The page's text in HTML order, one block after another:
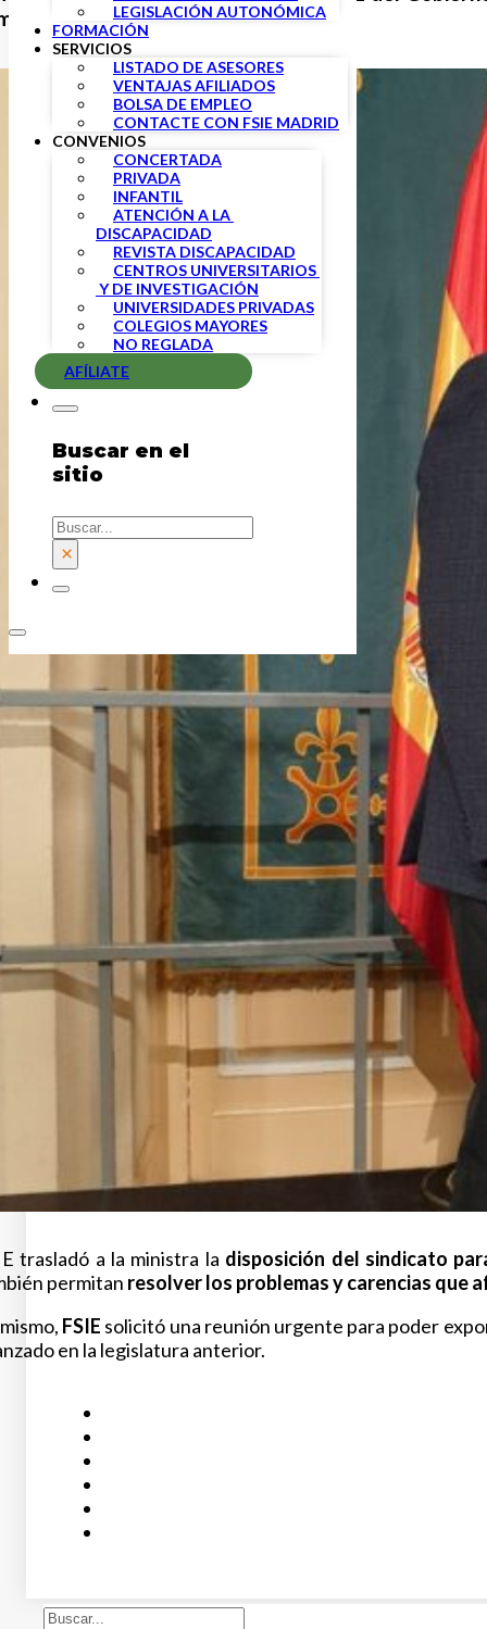
LEGISLACIÓN AUTONÓMICA
FORMACIÓN
SERVICIOS
LISTADO DE ASESORES
VENTAJAS AFILIADOS
BOLSA DE EMPLEO
CONTACTE CON FSIE MADRID
CONVENIOS
CONCERTADA
PRIVADA
INFANTIL
ATENCIÓN A LA
DISCAPACIDAD
REVISTA DISCAPACIDAD
CENTROS UNIVERSITARIOS
Y DE INVESTIGACIÓN
UNIVERSIDADES PRIVADAS
COLEGIOS MAYORES
NO REGLADA
AFÍLIATE
Buscar en el
sitio
Buscar
×
Miquel Iceta.
trasladó a la ministra la disposición del sindicato
permitan resolver los problemas y carencias que
FSIE solicitó una reunión urgente para poder
en la legislatura anterior.
Buscar